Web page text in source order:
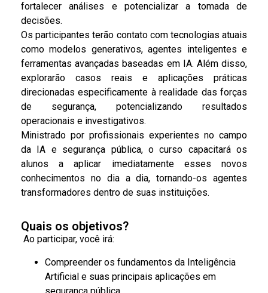
fortalecer análises e potencializar a tomada de
decisões.
Os participantes terão contato com tecnologias atuais
como modelos generativos, agentes inteligentes e
ferramentas avançadas baseadas em IA. Além disso,
explorarão casos reais e aplicações práticas
direcionadas especificamente à realidade das forças
de segurança, potencializando resultados
operacionais e investigativos.
Ministrado por profissionais experientes no campo
da IA e segurança pública, o curso capacitará os
alunos a aplicar imediatamente esses novos
conhecimentos no dia a dia, tornando-os agentes
transformadores dentro de suas instituições.
Quais os objetivos?
Ao participar, você irá:
Compreender os fundamentos da Inteligência
Artificial e suas principais aplicações em